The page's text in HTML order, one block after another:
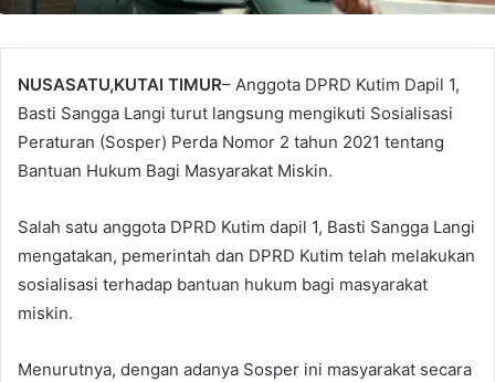
NUSASATU,KUTAI TIMUR– Anggota DPRD Kutim Dapil 1,
Basti Sangga Langi turut langsung mengikuti Sosialisasi
Peraturan (Sosper) Perda Nomor 2 tahun 2021 tentang
Bantuan Hukum Bagi Masyarakat Miskin.
Salah satu anggota DPRD Kutim dapil 1, Basti Sangga Langi
mengatakan, pemerintah dan DPRD Kutim telah melakukan
sosialisasi terhadap bantuan hukum bagi masyarakat
miskin.
Menurutnya, dengan adanya Sosper ini masyarakat secara